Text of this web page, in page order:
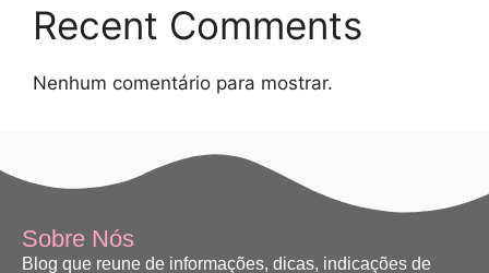
Recent Comments
Nenhum comentário para mostrar.
Sobre Nós
Blog que reune de informações, dicas, indicações de